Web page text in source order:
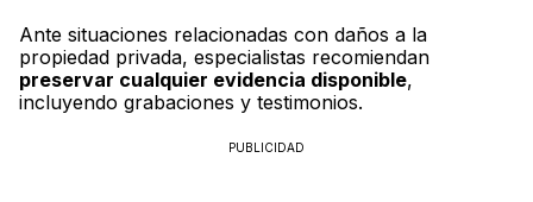
Ante situaciones relacionadas con daños a la
propiedad privada, especialistas recomiendan
preservar cualquier evidencia disponible,
incluyendo grabaciones y testimonios.
PUBLICIDAD